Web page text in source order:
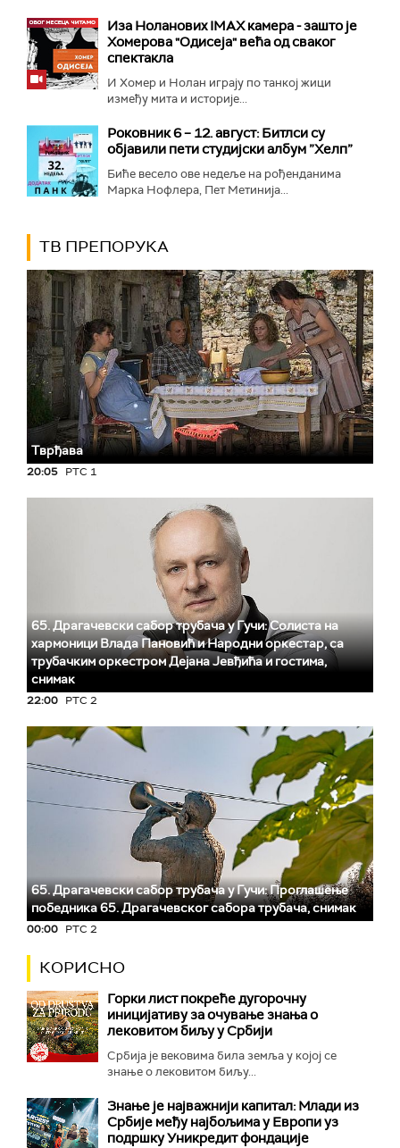
Иза Ноланових IMAX камера - зашто је
Хомерова "Одисеја" већа од сваког
спектакла
И Хомер и Нолан играју по танкој жици
између мита и историје...
Роковник 6 – 12. август: Битлси су
објавили пети студијски албум ”Хелп”
Биће весело ове недеље на рођенданима
Марка Нофлера, Пет Метинија...
ТВ ПРЕПОРУКА
Тврђава
20:05 РТС 1
65. Драгачевски сабор трубача у Гучи: Солиста на
хармоници Влада Пановић и Народни оркестар, са
трубачким оркестром Дејана Јевђића и гостима,
снимак
22:00 РТС 2
65. Драгачевски сабор трубача у Гучи: Проглашење
победника 65. Драгачевског сабора трубача, снимак
00:00 РТС 2
КОРИСНО
Горки лист покреће дугорочну
иницијативу за очување знања о
лековитом биљу у Србији
Србија је вековима била земља у којој се
знање о лековитом биљу...
Знање је најважнији капитал: Млади из
Србије међу најбољима у Европи уз
подршку Уникредит фондације